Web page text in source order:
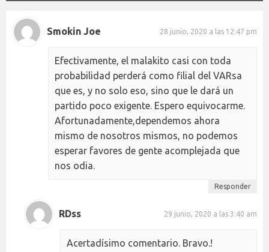
Smokin Joe 28 junio, 2020 a las 12:47 pm
Efectivamente, el malakito casi con toda
probabilidad perderá como filial del VARsa
que es, y no solo eso, sino que le dará un
partido poco exigente. Espero equivocarme.
Afortunadamente,dependemos ahora
mismo de nosotros mismos, no podemos
esperar favores de gente acomplejada que
nos odia.
Responder
RDss 29 junio, 2020 a las 3:40 am
Acertadísimo comentario. Bravo.!